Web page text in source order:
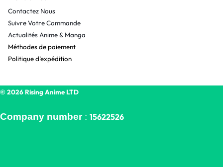
Contactez Nous
Suivre Votre Commande
Actualités Anime & Manga
Méthodes de paiement
Politique d’expédition
© 2026 Rising Anime LTD
Company number: 15622526